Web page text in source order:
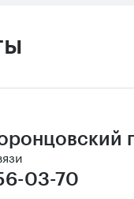
03-70